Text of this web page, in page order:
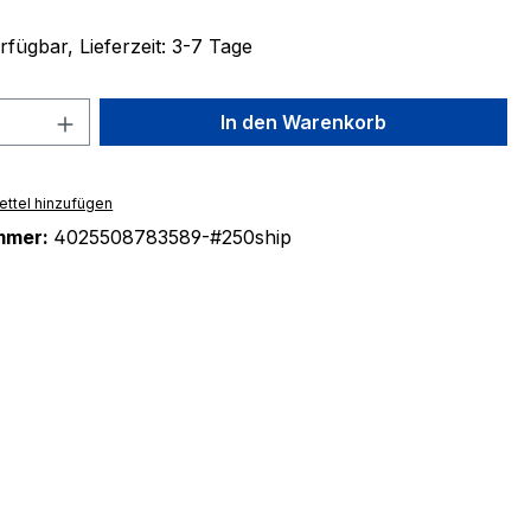
Lieferzeit: 3-7 Tage
Anzahl: Gib den gewünschten Wert
In den Warenkorb
hinzufügen
4025508783589-#250ship